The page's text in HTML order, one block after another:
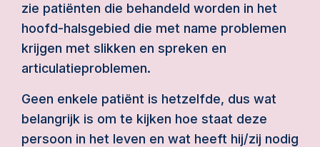
zie patiënten die behandeld worden in het
hoofd-halsgebied die met name problemen
krijgen met slikken en spreken en
articulatieproblemen.
Geen enkele patiënt is hetzelfde, dus wat
belangrijk is om te kijken hoe staat deze
persoon in het leven en wat heeft hij/zij nodig